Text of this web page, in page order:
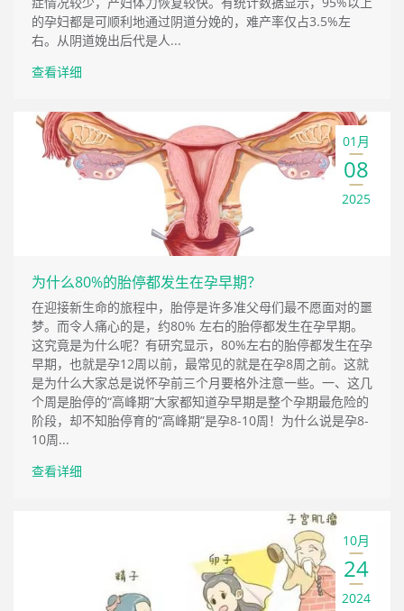
的孕妇都是可顺利地通过阴道分娩的，难产率仅占3.5%左
右。从阴道娩出后代是人...
查看详细
01月
08
2025
为什么80%的胎停都发生在孕早期？
在迎接新生命的旅程中，胎停是许多准父母们最不愿面对的噩
梦。而令人痛心的是，约80% 左右的胎停都发生在孕早期。
这究竟是为什么呢？有研究显示，80%左右的胎停都发生在孕
早期，也就是孕12周以前，最常见的就是在孕8周之前。这就
是为什么大家总是说怀孕前三个月要格外注意一些。一、这几
个周是胎停的“高峰期”大家都知道孕早期是整个孕期最危险的
阶段，却不知胎停育的“高峰期”是孕8-10周！为什么说是孕8-
10周...
查看详细
10月
24
2024